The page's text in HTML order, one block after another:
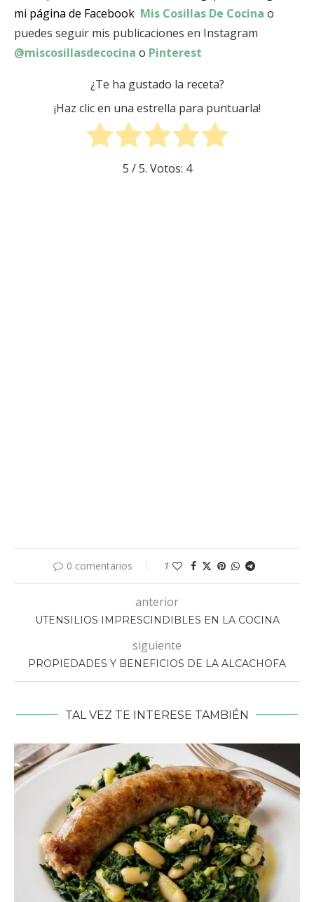
mi página de Facebook Mis Cosillas De Cocina o
puedes seguir mis publicaciones en Instagram
@miscosillasdecocina o Pinterest
¿Te ha gustado la receta?
¡Haz clic en una estrella para puntuarla!
5 / 5. Votos: 4
0 comentarios 1
anterior
UTENSILIOS IMPRESCINDIBLES EN LA COCINA
siguiente
PROPIEDADES Y BENEFICIOS DE LA ALCACHOFA
TAL VEZ TE INTERESE TAMBIÉN